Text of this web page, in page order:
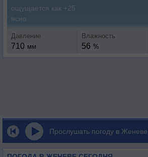
ощущается как +25
ясно
Давление
710 мм
Влажность
56 %
Прослушать погоду в Женеве